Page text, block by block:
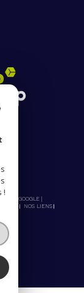
BY GOOGLE |
NOS LIENS
!